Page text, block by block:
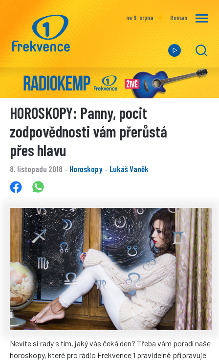
ne 9. srpna Roman
HOROSKOPY: Panny, pocit
zodpovědnosti vám přerůstá
přes hlavu
8. listopadu 2018 · Horoskopy · Lukáš Vaněk
Nevíte si rady s tím, jaký vás čeká den? Třeba vám poradí naše
horoskopy, které pro rádio Frekvence 1 pravidelně připravuje